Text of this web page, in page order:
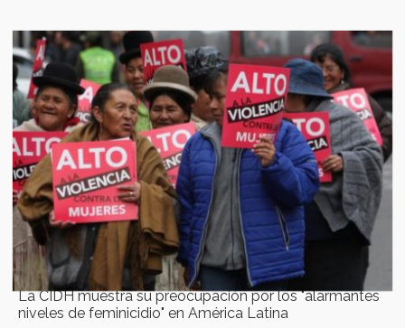
La CIDH muestra su preocupación por los "alarmantes
niveles de feminicidio" en América Latina